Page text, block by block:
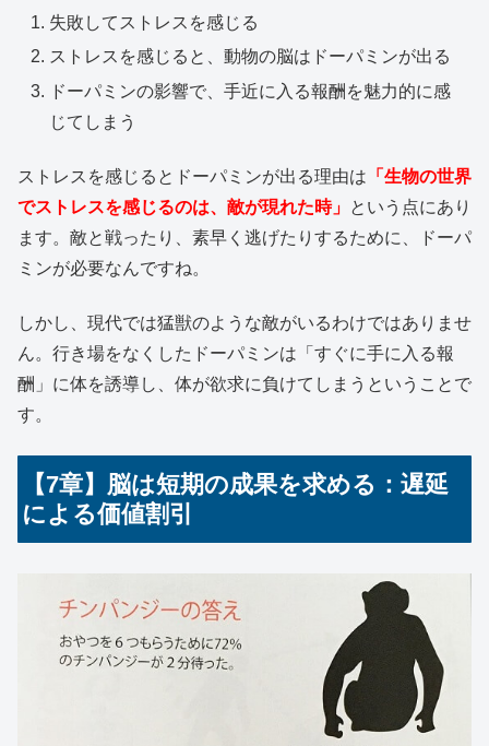
失敗してストレスを感じる
ストレスを感じると、動物の脳はドーパミンが出る
ドーパミンの影響で、手近に入る報酬を魅力的に感
じてしまう
ストレスを感じるとドーパミンが出る理由は 「生物の世界
でストレスを感じるのは、敵が現れた時」 という点にあり
ます。敵と戦ったり、素早く逃げたりするために、ドーパ
ミンが必要なんですね。
しかし、現代では猛獣のような敵がいるわけではありませ
ん。行き場をなくしたドーパミンは「すぐに手に入る報
酬」に体を誘導し、体が欲求に負けてしまうということで
す。
【7章】脳は短期の成果を求める：遅延
による価値割引